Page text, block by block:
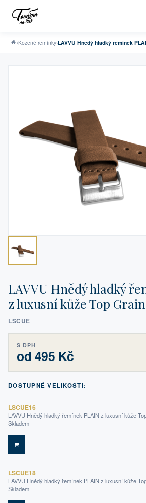
›Kožené řemínky›LAVVU Hnědý hladký řemínek
LAVVU Hnědý hladký
z luxusní kůže Top Grain
LSCUE
S DPH
od 495 Kč
DOSTUPNÉ VELIKOSTI:
LSCUE16
LAVVU Hnědý hladký řemínek PLAIN z luxusní kůže
Skladem
DO KOŠÍKU
LSCUE18
LAVVU Hnědý hladký řemínek PLAIN z luxusní kůže
Skladem